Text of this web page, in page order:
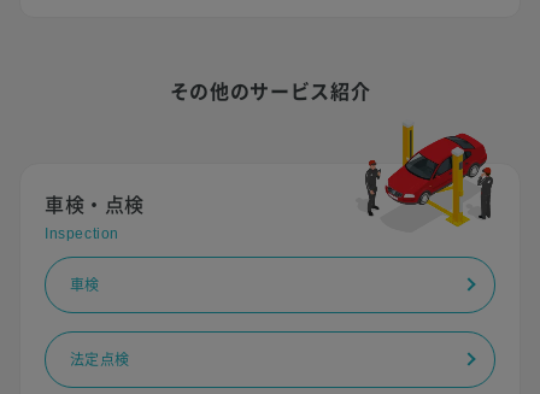
その他のサービス紹介
車検・点検
Inspection
車検
法定点検